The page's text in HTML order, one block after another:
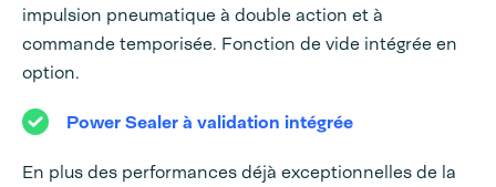
impulsion pneumatique à double action et à
commande temporisée. Fonction de vide intégrée en
option.
Power Sealer à validation intégrée
En plus des performances déjà exceptionnelles de la